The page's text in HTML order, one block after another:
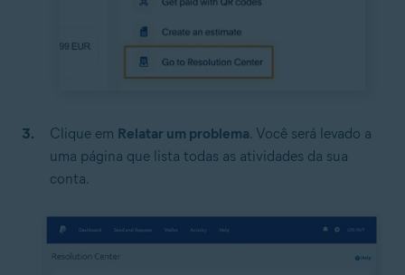
Clique em Relatar um problema. Você será levado a
uma página que lista todas as atividades da sua
conta.